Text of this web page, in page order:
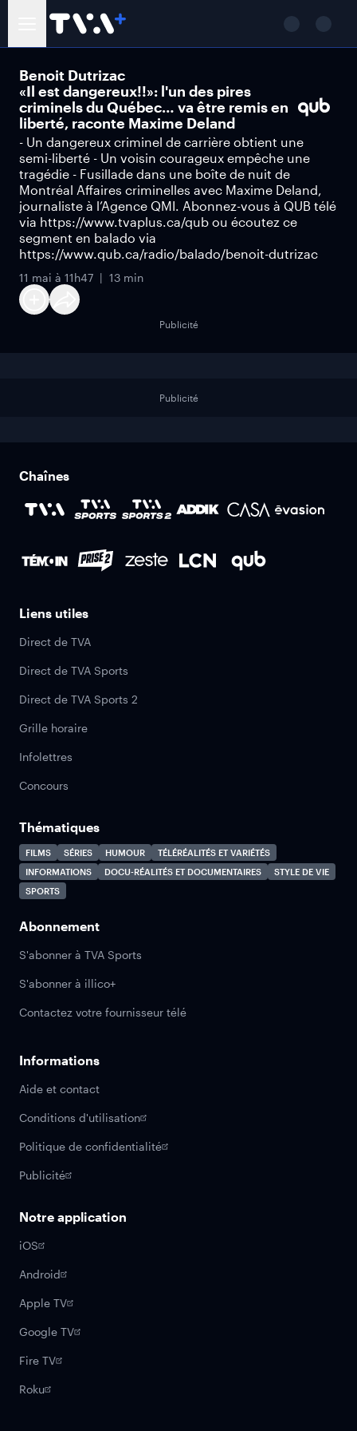
Benoit Dutrizac
«Il est dangereux!!»: l'un des pires
criminels du Québec… va être remis en
liberté, raconte Maxime Deland
- Un dangereux criminel de carrière obtient une
semi-liberté - Un voisin courageux empêche une
tragédie - Fusillade dans une boîte de nuit de
Montréal Affaires criminelles avec Maxime Deland,
journaliste à l’Agence QMI. Abonnez-vous à QUB télé
via https://www.tvaplus.ca/qub ou écoutez ce
segment en balado via
https://www.qub.ca/radio/balado/benoit-dutrizac
11 mai à 11h47 13 min
Publicité
Publicité
Chaînes
Liens utiles
Direct de TVA
Direct de TVA Sports
Direct de TVA Sports 2
Grille horaire
Infolettres
Concours
Thématiques
FILMS SÉRIES HUMOUR
TÉLÉRÉALITÉS ET VARIÉTÉS
INFORMATIONS
DOCU-RÉALITÉS ET DOCUMENTAIRES
STYLE DE VIE
SPORTS
Abonnement
S'abonner à TVA Sports
S'abonner à illico+
Contactez votre fournisseur télé
Informations
Aide et contact
Conditions d'utilisation
Politique de confidentialité
Publicité
Notre application
iOS
Android
Apple TV
Google TV
Fire TV
Roku